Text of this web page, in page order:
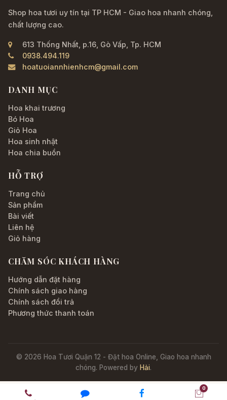
0
Shop hoa tươi uy tín tại TP HCM - Giao hoa nhanh chóng,
chất lượng cao.
613 Thống Nhất, p.16, Gò Vấp, Tp. HCM
0938.494.119
hoatuoiannhienhcm@gmail.com
DANH MỤC
Hoa khai trương
Bó Hoa
Giỏ Hoa
Hoa sinh nhật
Hoa chia buồn
HỖ TRỢ
Trang chủ
Sản phẩm
Bài viết
Liên hệ
Giỏ hàng
CHĂM SÓC KHÁCH HÀNG
Hướng dẫn đặt hàng
Chính sách giao hàng
Chính sách đổi trả
Phương thức thanh toán
© 2026 Hoa Tươi Quận 12 - Đặt hoa Online, Giao hoa nhanh
chóng. Powered by Hải.